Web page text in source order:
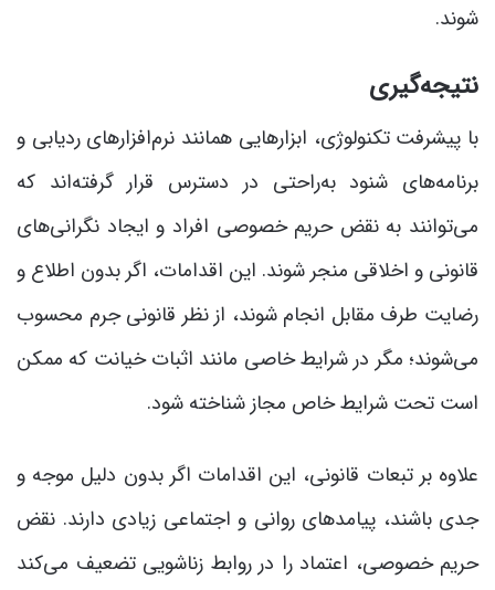
شوند.
نتیجه‌گیری
با پیشرفت تکنولوژی، ابزارهایی همانند نرم‌افزارهای ردیابی و
برنامه‌های شنود به‌راحتی در دسترس قرار گرفته‌اند که
می‌توانند به نقض حریم خصوصی افراد و ایجاد نگرانی‌های
قانونی و اخلاقی منجر شوند. این اقدامات، اگر بدون اطلاع و
رضایت طرف مقابل انجام شوند، از نظر قانونی جرم محسوب
می‌شوند؛ مگر در شرایط خاصی مانند اثبات خیانت که ممکن
است تحت شرایط خاص مجاز شناخته شود.
علاوه بر تبعات قانونی، این اقدامات اگر بدون دلیل موجه و
جدی باشند، پیامدهای روانی و اجتماعی زیادی دارند. نقض
حریم خصوصی، اعتماد را در روابط زناشویی تضعیف می‌کند